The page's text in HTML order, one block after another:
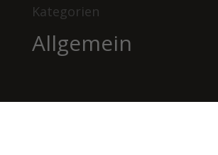
Kategorien
Allgemein